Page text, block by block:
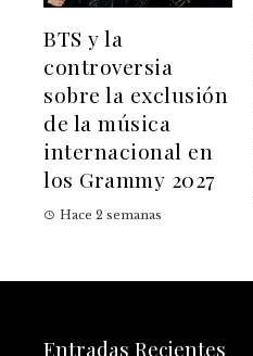
BTS y la
controversia
sobre la exclusión
de la música
internacional en
los Grammy 2027
Hace 2 semanas
Entradas Recientes